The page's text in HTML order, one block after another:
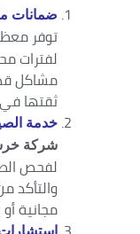
ضمانات
توفر
لفترات
مشاكل
ثقتها
خدمة
شركة
لفحص
والتأكد
مجانية